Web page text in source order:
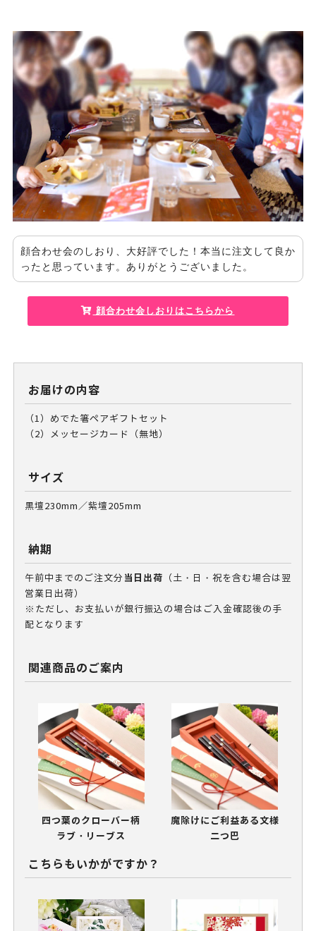
顔合わせ会のしおり、大好評でした！本当に注文して良か
ったと思っています。ありがとうございました。
顔合わせ会しおりはこちらから
お届けの内容
（1）めでた箸ペアギフトセット
（2）メッセージカード（無地）
サイズ
黒壇230mm／紫壇205mm
納期
午前中までのご注文分 当日出荷 （土・日・祝を含む場合は翌
営業日出荷）
※ただし、お支払いが銀行振込の場合はご入金確認後の手
配となります
関連商品のご案内
四つ葉のクローバー柄
ラブ・リーブス
魔除けにご利益ある文様
二つ巴
こちらもいかがですか？